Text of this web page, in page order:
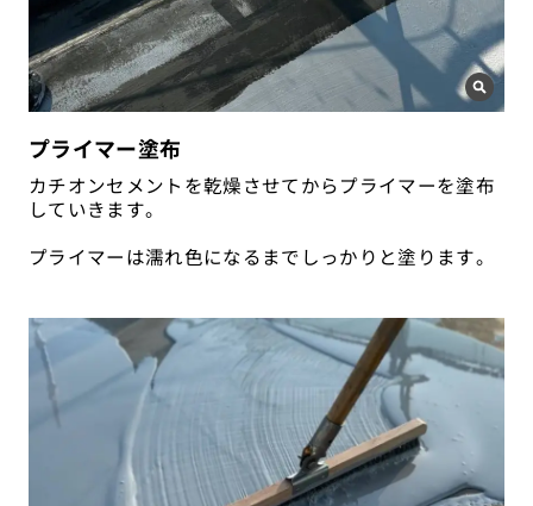
プライマー塗布
カチオンセメントを乾燥させてからプライマーを塗布
していきます。
プライマーは濡れ色になるまでしっかりと塗ります。